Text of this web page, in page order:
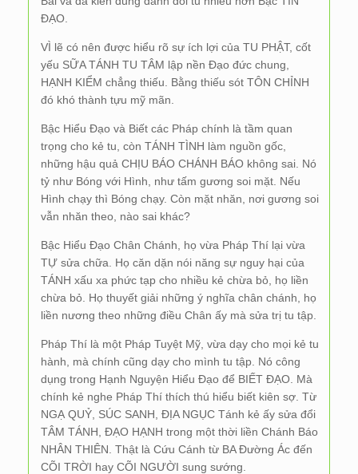
ĐẠO.
VÌ lẽ có nên được hiểu rõ sự ích lợi của TU PHẬT, cốt
yếu SỮA TÁNH TU TÂM lập nền Đạo đức chung,
HẠNH KIỂM chẳng thiếu. Bằng thiếu sót TÔN CHỈNH
đó khó thành tựu mỹ mãn.
Bậc Hiểu Đạo và Biết các Pháp chính là tầm quan
trọng cho kẻ tu, còn TÁNH TÌNH làm nguồn gốc,
những hậu quả CHỊU BÁO CHÁNH BÁO không sai. Nó
tỷ như Bóng với Hình, như tấm gương soi mặt. Nếu
Hình chạy thì Bóng chạy. Còn mặt nhăn, nơi gương soi
vẫn nhăn theo, nào sai khác?
Bậc Hiểu Đạo Chân Chánh, họ vừa Pháp Thí lại vừa
TỰ sửa chữa. Họ căn dặn nói năng sự nguy hại của
TÁNH xấu xa phức tạp cho nhiều kẻ chừa bỏ, họ liền
chừa bỏ. Họ thuyết giải những ý nghĩa chân chánh, họ
liền nương theo những điều Chân ấy mà sửa trị tu tập.
Pháp Thí là một Pháp Tuyệt Mỹ, vừa dạy cho mọi kẻ tu
hành, mà chính cũng dạy cho mình tu tập. Nó công
dụng trong Hạnh Nguyện Hiểu Đạo để BIẾT ĐẠO. Mà
chính kẻ nghe Pháp Thí thích thú hiểu biết kiên sợ. Từ
NGẠ QUỶ, SÚC SANH, ĐỊA NGỤC Tánh kẻ ấy sửa đổi
TÂM TÁNH, ĐẠO HẠNH trong một thời liền Chánh Báo
NHÂN THIÊN. Thật là Cứu Cánh từ BA Đường Ác đến
CÕI TRỜI hay CÕI NGƯỜI sung sướng.